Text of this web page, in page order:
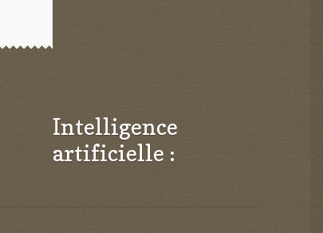
Intelligence
artificielle :